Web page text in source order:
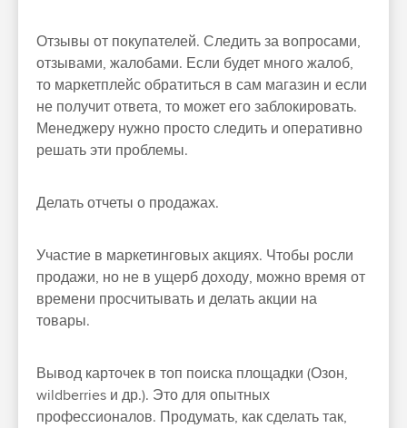
Отзывы от покупателей. Следить за вопросами,
отзывами, жалобами. Если будет много жалоб,
то маркетплейс обратиться в сам магазин и если
не получит ответа, то может его заблокировать.
Менеджеру нужно просто следить и оперативно
решать эти проблемы.
Делать отчеты о продажах.
Участие в маркетинговых акциях. Чтобы росли
продажи, но не в ущерб доходу, можно время от
времени просчитывать и делать акции на
товары.
Вывод карточек в топ поиска площадки (Озон,
wildberries и др.). Это для опытных
профессионалов. Продумать, как сделать так,